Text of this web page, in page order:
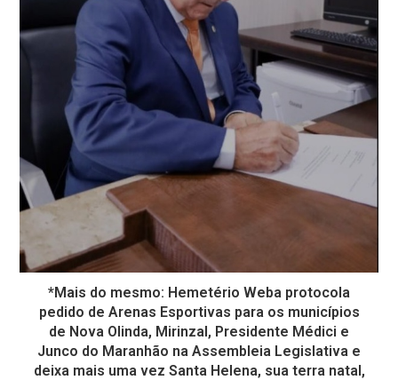
*Mais do mesmo: Hemetério Weba protocola
pedido de Arenas Esportivas para os municípios
de Nova Olinda, Mirinzal, Presidente Médici e
Junco do Maranhão na Assembleia Legislativa e
deixa mais uma vez Santa Helena, sua terra natal,